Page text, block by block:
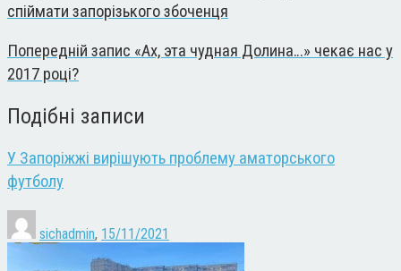
спіймати запорізького збоченця
Попередній запис «Ах, эта чудная Долина…» чекає нас у
2017 році?
Подібні записи
У Запоріжжі вирішують проблему аматорського
футболу
sichadmin, 15/11/2021